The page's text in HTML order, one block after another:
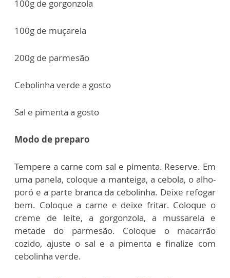
100g de gorgonzola
100g de muçarela
200g de parmesão
Cebolinha verde a gosto
Sal e pimenta a gosto
Modo de preparo
Tempere a carne com sal e pimenta. Reserve. Em
uma panela, coloque a manteiga, a cebola, o alho-
poró e a parte branca da cebolinha. Deixe refogar
bem. Coloque a carne e deixe fritar. Coloque o
creme de leite, a gorgonzola, a mussarela e
metade do parmesão. Coloque o macarrão
cozido, ajuste o sal e a pimenta e finalize com
cebolinha verde.